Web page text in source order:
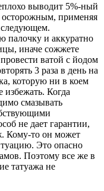
выводит 5%-ный
осторожным, применяя
следующем.
палочку и аккуратно
иначе сожжете
ватой с йодом
3 раза в день на
которую ни в коем
избежать. Когда
смазывать
не дает гарантии,
Кому-то он может
Это опасно
Поэтому все же в
татуажа не